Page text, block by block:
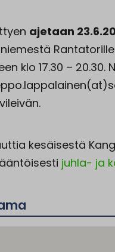
ajetaan
klo 17.30 –
kesäisestä
juhla- ja